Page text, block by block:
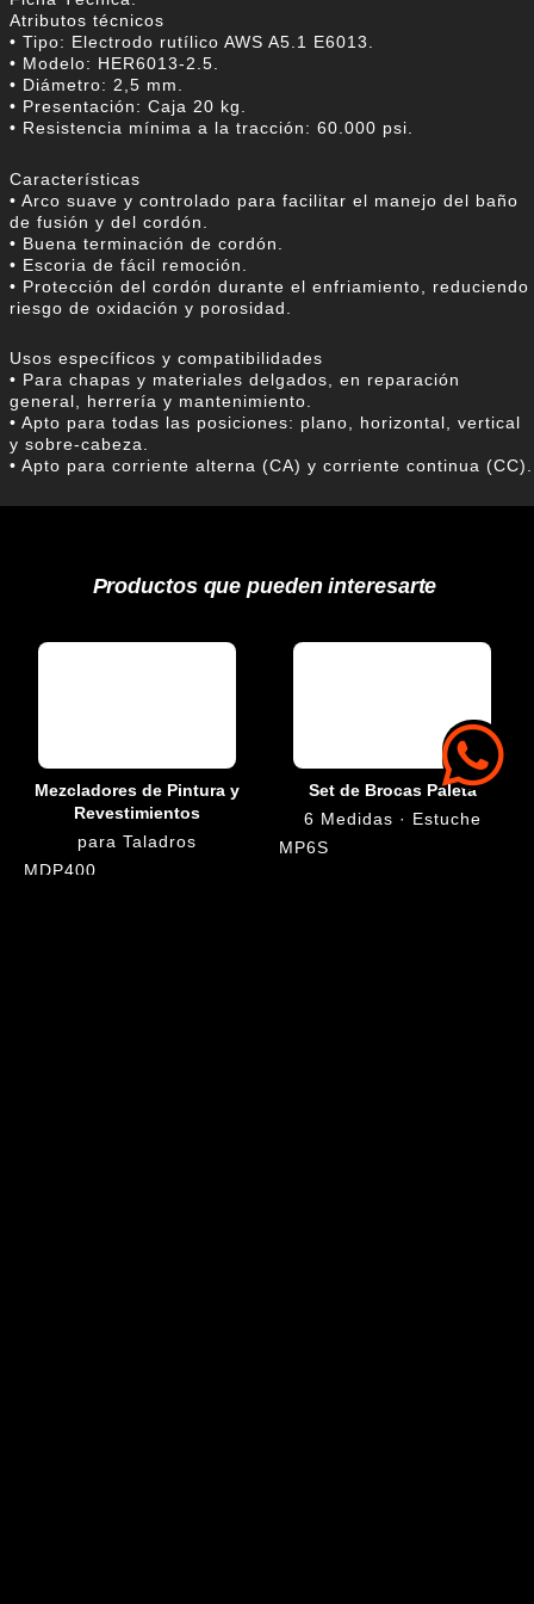
Atributos técnicos
• Tipo: Electrodo rutílico AWS A5.1 E6013.
• Modelo: HER6013-2.5.
• Diámetro: 2,5 mm.
• Presentación: Caja 20 kg.
• Resistencia mínima a la tracción: 60.000 psi.
Características
• Arco suave y controlado para facilitar el manejo del baño
de fusión y del cordón.
• Buena terminación de cordón.
• Escoria de fácil remoción.
• Protección del cordón durante el enfriamiento, reduciendo
riesgo de oxidación y porosidad.
Usos específicos y compatibilidades
• Para chapas y materiales delgados, en reparación
general, herrería y mantenimiento.
• Apto para todas las posiciones: plano, horizontal, vertical
y sobre-cabeza.
• Apto para corriente alterna (CA) y corriente continua (CC).
Productos que pueden interesarte
Mezcladores de Pintura y
Revestimientos
para Taladros
MDP400
Set de Brocas Paleta
6 Medidas · Estuche
MP6S